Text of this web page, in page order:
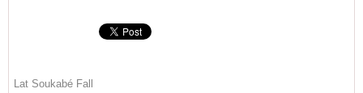
Lat Soukabé Fall